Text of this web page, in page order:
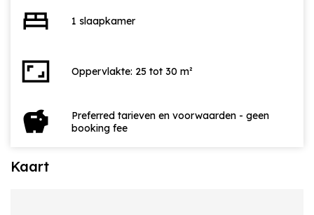
bed 1 slaapkamer
aspect_ratio Oppervlakte: 25 tot 30 m²
savings
Preferred tarieven en voorwaarden - geen
booking fee
Kaart